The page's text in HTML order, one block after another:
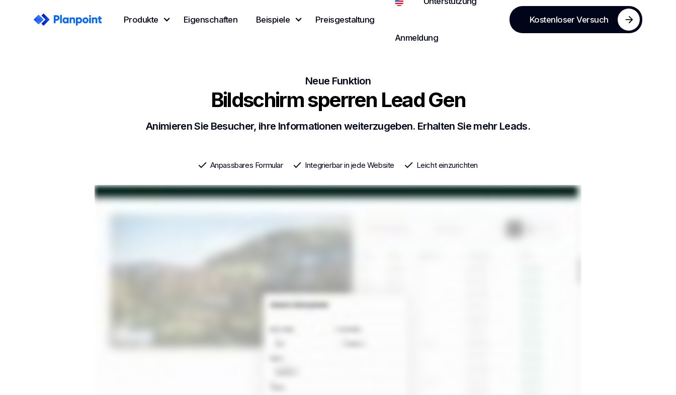
Produkte Eigenschaften Beispiele Preisgestaltung
Anmeldung
Kostenloser Versuch
Neue Funktion
Bildschirm sperren Lead Gen
Animieren Sie Besucher, ihre Informationen weiterzugeben. Erhalten Sie mehr Leads.
Anpassbares Formular Integrierbar in jede Website Leicht einzurichten